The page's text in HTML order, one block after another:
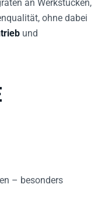
ohne dabei
und
– besonders